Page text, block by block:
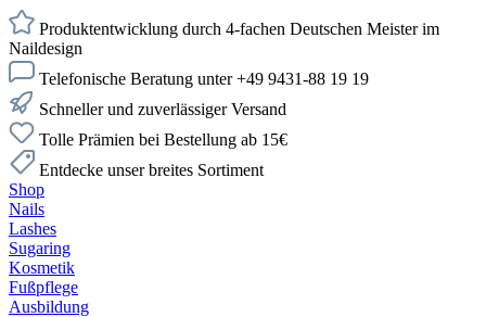
Produktentwicklung durch 4-fachen Deutschen Meister im
Naildesign
Telefonische Beratung unter +49 9431-88 19 19
Schneller und zuverlässiger Versand
Tolle Prämien bei Bestellung ab 15€
Entdecke unser breites Sortiment
Shop
Nails
Lashes
Sugaring
Kosmetik
Fußpflege
Ausbildung